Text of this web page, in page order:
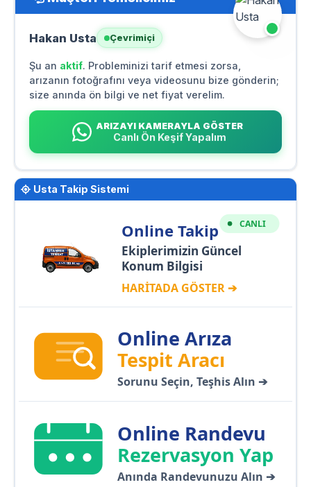
Hakan Usta Çevrimiçi
Şu an aktif. Probleminizi tarif etmesi zorsa,
arızanın fotoğrafını veya videosunu bize gönderin;
size anında ön bilgi ve net fiyat verelim.
ARIZAYI KAMERAYLA GÖSTER
Canlı Ön Keşif Yapalım
Usta Takip Sistemi
CANLI
Online Takip
Ekiplerimizin Güncel
Konum Bilgisi
HARİTADA GÖSTER ➔
Online Arıza
Tespit Aracı
Sorunu Seçin, Teşhis Alın ➔
Online Randevu
Rezervasyon Yap
Anında Randevunuzu Alın ➔